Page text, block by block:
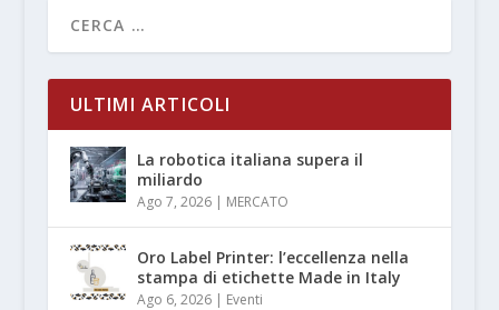
ULTIMI ARTICOLI
La robotica italiana supera il
miliardo
Ago 7, 2026| MERCATO
Oro Label Printer: l’eccellenza nella
stampa di etichette Made in Italy
Ago 6, 2026| Eventi